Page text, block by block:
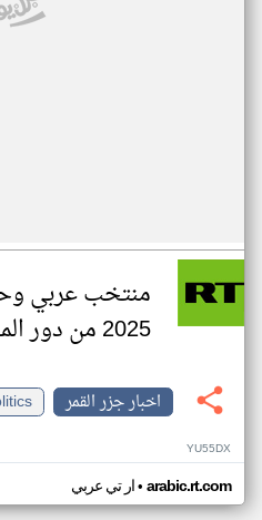
منتخب عربي
2025 من دور المجموعات
اخبار جزر القمر
YU55DX
ار تي عربي• arabic.rt.com